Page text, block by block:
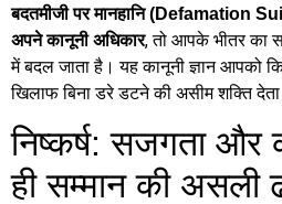
बदतमीजी पर मानहानि (Defamation
अपने कानूनी अधिकार, तो आपके भीतर का
में बदल जाता है। यह कानूनी ज्ञान आपको
खिलाफ बिना डरे डटने की असीम शक्ति
निष्कर्ष: सजगता और
ही सम्मान की असली